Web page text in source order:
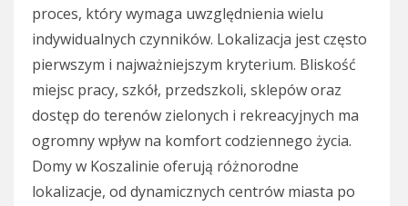
proces, który wymaga uwzględnienia wielu
indywidualnych czynników. Lokalizacja jest często
pierwszym i najważniejszym kryterium. Bliskość
miejsc pracy, szkół, przedszkoli, sklepów oraz
dostęp do terenów zielonych i rekreacyjnych ma
ogromny wpływ na komfort codziennego życia.
Domy w Koszalinie oferują różnorodne
lokalizacje, od dynamicznych centrów miasta po